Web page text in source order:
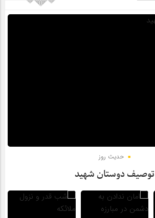
حدیث روز
توصیف دوستان شهید